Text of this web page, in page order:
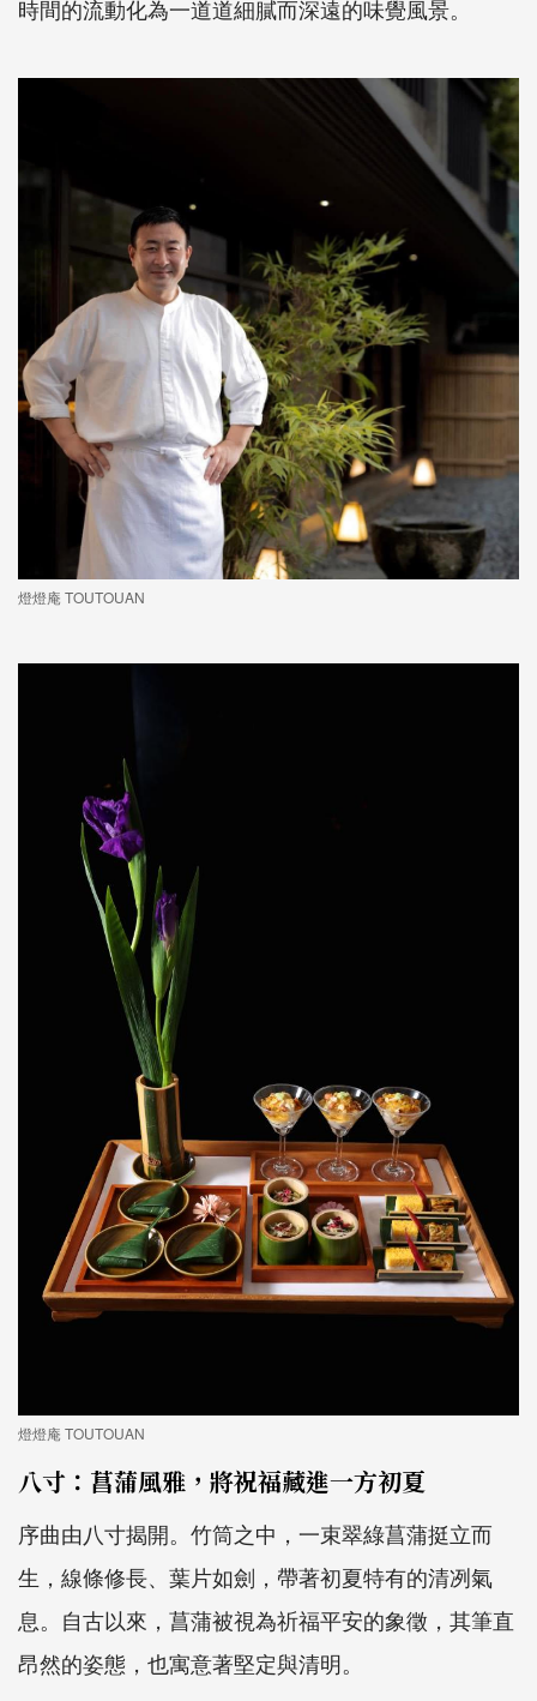
時間的流動化為一道道細膩而深遠的味覺風景。
燈燈庵 TOUTOUAN
燈燈庵 TOUTOUAN
八寸：菖蒲風雅，將祝福藏進一方初夏
序曲由八寸揭開。竹筒之中，一束翠綠菖蒲挺立而
生，線條修長、葉片如劍，帶著初夏特有的清冽氣
息。自古以來，菖蒲被視為祈福平安的象徵，其筆直
昂然的姿態，也寓意著堅定與清明。